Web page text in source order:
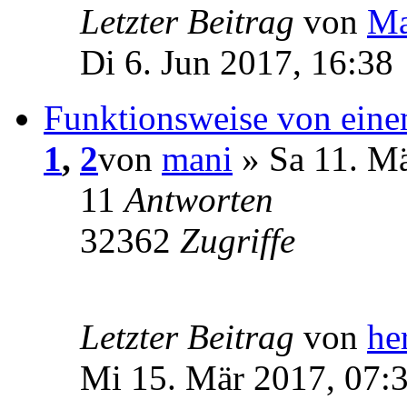
Letzter Beitrag von
Di 6. Jun 2017, 16:38
Funktionsweise von
1, 2von mani » Sa 11.
11Antworten
32362 Zugriffe
Letzter Beitrag von
Mi 15. Mär 2017,